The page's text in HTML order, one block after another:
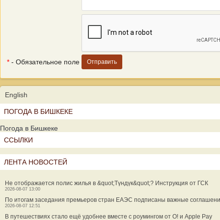
* - Обязательное поле
English
ПОГОДА В БИШКЕКЕ
Погода в Бишкеке
ССЫЛКИ
ЛЕНТА НОВОСТЕЙ
Не отображается полис жилья в &quot;Түндүк&quot;? Инструкция от ГСК
2026-08-07 13:00
По итогам заседания премьеров стран ЕАЭС подписаны важные
2026-08-07 12:51
В путешествиях стало ещё удобнее вместе с роумингом от О! и Apple Pay